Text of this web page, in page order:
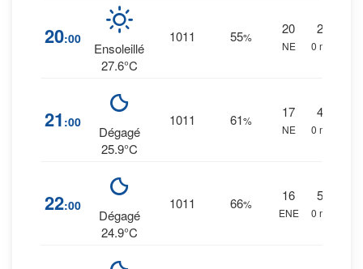
20:00
Ensoleillé
27.6°C
1011 55%
20
NE
2
0 mm.
21 :00
Dégagé
25.9°C
1011 61%
17
NE
4
0 mm.
22:00
Dégagé
24.9°C
1011 66%
16
ENE
5
0 mm.